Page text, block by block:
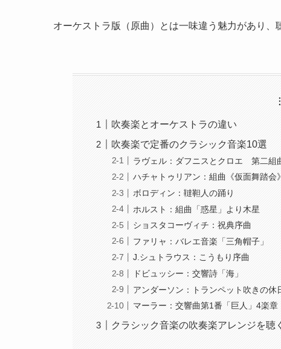
オーケストラ版（原曲）とは一味違う魅力があり、
吹奏楽とオーケストラの違い
吹奏楽で定番のクラシック音楽10選
ラヴェル：ダフニスとクロエ 第二組
ハチャトゥリアン：組曲《仮面舞踏会
ボロディン：韃靼人の踊り
ホルスト：組曲「惑星」より木星
ショスタコーヴィチ：祝典序曲
ファリャ：バレエ音楽「三角帽子」
J.シュトラウス：こうもり序曲
ドビュッシー：交響詩「海」
アンダーソン：トランペット吹きの休
マーラー：交響曲第1番「巨人」4楽章
クラシック音楽の吹奏楽アレンジを聴